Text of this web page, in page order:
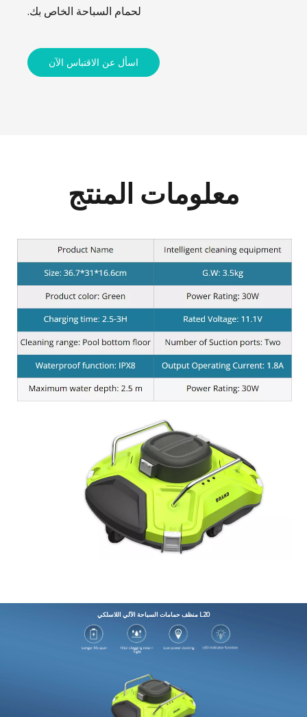
لحمام السباحة الخاص بك.
اسأل عن الاقتباس الآن
معلومات المنتج
منظف ​​حمامات السباحة الآلي اللاسلكي L20